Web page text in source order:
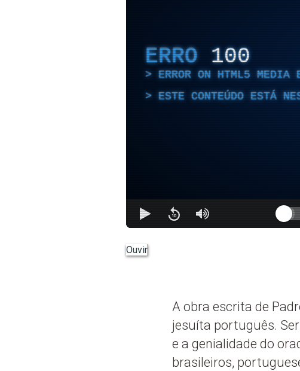
ERRO 100
ERROR ON HTML5 MEDIA
ESTE CONTEÚDO ESTÁ
Ouvir
A obra escrita de
jesuíta português.
e a genialidade do
brasileiros,